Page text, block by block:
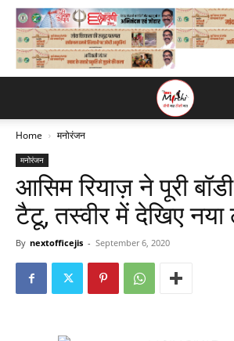
Home मनोरंजन
मनोरंजन
आसिम रियाज़ ने पूरी
टैटू, तस्वीर में देखिए
By nextofficejis - September 6, 2020